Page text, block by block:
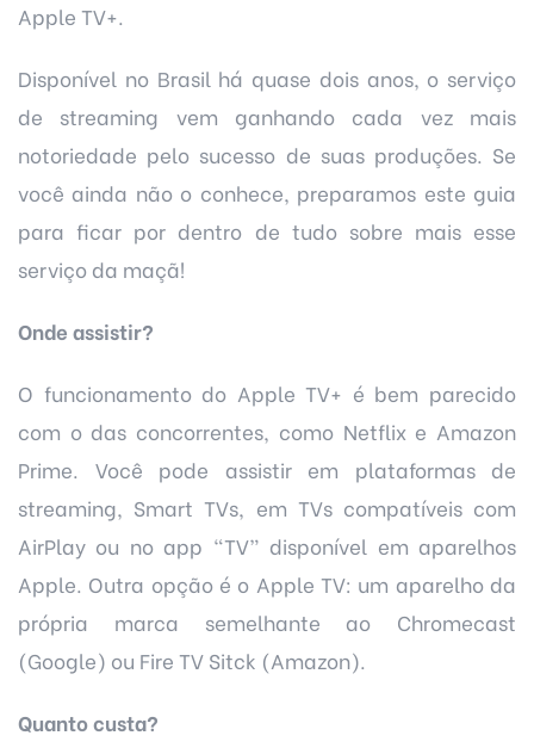
Apple TV+.
Disponível no Brasil há quase dois anos, o serviço
de streaming vem ganhando cada vez mais
notoriedade pelo sucesso de suas produções. Se
você ainda não o conhece, preparamos este guia
para ficar por dentro de tudo sobre mais esse
serviço da maçã!
Onde assistir?
O funcionamento do Apple TV+ é bem parecido
com o das concorrentes, como Netflix e Amazon
Prime. Você pode assistir em plataformas de
streaming, Smart TVs, em TVs compatíveis com
AirPlay ou no app “TV” disponível em aparelhos
Apple. Outra opção é o Apple TV: um aparelho da
própria marca semelhante ao Chromecast
(Google) ou Fire TV Sitck (Amazon).
Quanto custa?